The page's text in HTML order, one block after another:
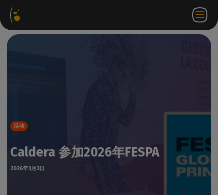
ZH
活动
Caldera 参加2026年FESPA
2026年3月3日